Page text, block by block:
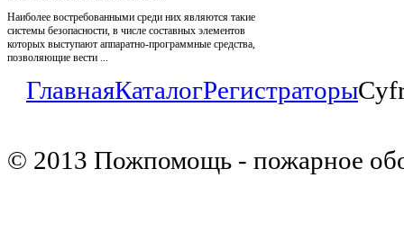
Наиболее востребованными среди них являются такие
системы безопасности, в числе составных элементов
которых выступают аппаратно-программные средства,
позволяющие вести ...
ГлавнаяКаталогРегистраторы
© 2013 Пожпомощь - пожарное